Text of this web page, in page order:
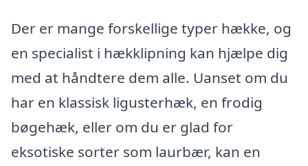
Der er mange forskellige typer hække, og
en specialist i hækklipning kan hjælpe dig
med at håndtere dem alle. Uanset om du
har en klassisk ligusterhæk, en frodig
bøgehæk, eller om du er glad for
eksotiske sorter som laurbær, kan en